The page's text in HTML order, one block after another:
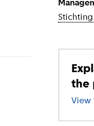
Stichting
the
View